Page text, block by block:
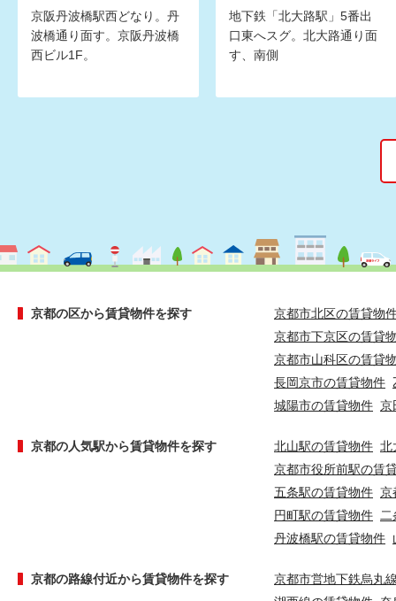
京阪丹波橋駅西どなり。丹
波橋通り面す。京阪丹波橋
西ビル1F。
地下鉄「北大路駅」5番出
口東へスグ。北大路通り面
す、南側
京都の区から賃貸物件を探す
京都市北区の賃貸物
京都市下京区の賃貸
京都市山科区の賃貸
長岡京市の賃貸物件
城陽市の賃貸物件 京
京都の人気駅から賃貸物件を探す 北山駅の賃貸物件 北
京都市役所前駅の賃
五条駅の賃貸物件 京
円町駅の賃貸物件
丹波橋駅の賃貸物件
京都の路線付近から賃貸物件を探す
京都市営地下鉄烏丸